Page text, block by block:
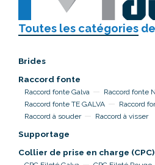
Toutes les catégories
Brides
Raccord fonte
Raccord fonte Galva
Raccord fonte
Raccord fonte TE GALVA
Raccord
Raccord à souder
Raccord à visser
Supportage
Collier de prise en charge (CPC)